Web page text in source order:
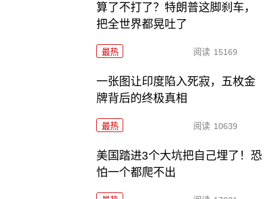
算了不打了？特朗普这脚刹车，
把全世界都晃吐了
最热 阅读 15169
一张图让印度陷入死寂，五枚金
牌背后的终极真相
最热 阅读 10639
美国踏进3个大坑把自己埋了！恐
怕一个都爬不出